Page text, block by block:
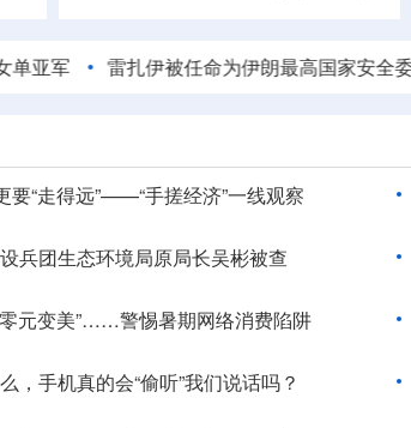
雷扎伊被任命为伊朗最高国家安全委员会秘
要“走得远”——“手搓经济”一线观察
兵团生态环境局原局长吴彬被查
零元变美”……警惕暑期网络消费陷阱
，手机真的会“偷听”我们说话吗？